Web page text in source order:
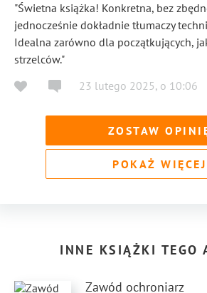
"Świetna książka! Konkretna, bez
jednocześnie dokładnie tłumaczy
Idealna zarówno dla początkujących,
strzelców."
23 lutego 2025, o 10:06
ZOSTAW
POKAŻ WIĘCEJ
INNE KSIĄŻKI TEGO
Zawód ochroniarz